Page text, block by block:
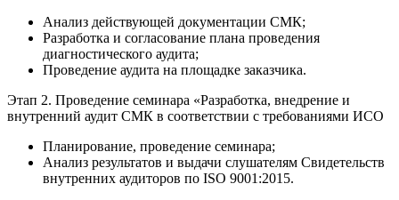
Анализ действующей документации СМК;
Разработка и согласование плана проведения
диагностического аудита;
Проведение аудита на площадке заказчика.
Этап 2. Проведение семинара «Разработка, внедрение и
внутренний аудит СМК в соответствии с требованиями ИСО
Планирование, проведение семинара;
Анализ результатов и выдачи слушателям Свидетельств
внутренних аудиторов по ISO 9001:2015.